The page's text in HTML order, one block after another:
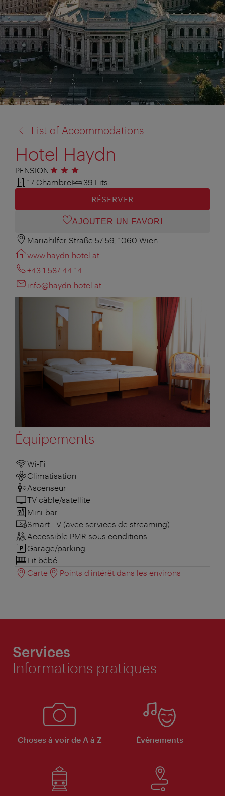
à:
List of Accommodations
Hotel Haydn
PENSION 3 étoiles
17 Chambre
39 Lits
RÉSERVER
AJOUTER UN FAVORI
Mariahilfer Straße 57-59, 1060 Wien
www.haydn-hotel.at
+43 1 587 44 14
info@haydn-hotel.at
Équipements
Wi-Fi
Climatisation
Ascenseur
TV câble/satellite
Mini-bar
Smart TV (avec services de streaming)
Accessible PMR sous conditions
Garage/parking
Lit bébé
Carte
Points d'intérêt dans les environs
Services
Informations pratiques
Choses à voir de A à Z Évènements